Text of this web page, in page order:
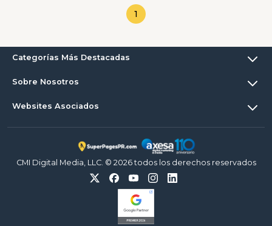
1
Categorías Más Destacadas
Sobre Nosotros
Websites Asociados
CMI Digital Media, LLC. © 2026 todos los derechos reservados